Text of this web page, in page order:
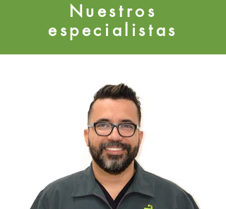
Nuestros
especialistas